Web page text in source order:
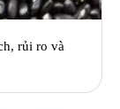
rủi ro và